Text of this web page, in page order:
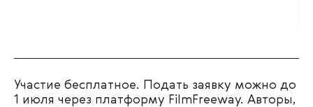
Участие бесплатное. Подать заявку можно до
1 июля через платформу FilmFreeway. Авторы,